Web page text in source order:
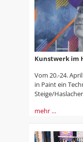
Kunstwerk im
Vom 20.-24.
in Paint ein
Steige/
mehr …